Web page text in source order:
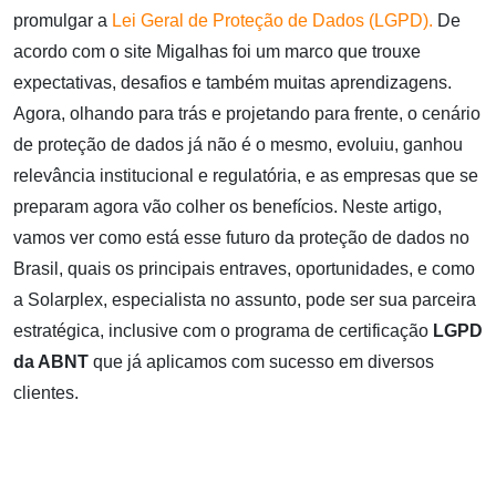
promulgar a Lei Geral de Proteção de Dados (LGPD). De
acordo com o site Migalhas foi um marco que trouxe
expectativas, desafios e também muitas aprendizagens.
Agora, olhando para trás e projetando para frente, o cenário
de proteção de dados já não é o mesmo, evoluiu, ganhou
relevância institucional e regulatória, e as empresas que se
preparam agora vão colher os benefícios. Neste artigo,
vamos ver como está esse futuro da proteção de dados no
Brasil, quais os principais entraves, oportunidades, e como
a Solarplex, especialista no assunto, pode ser sua parceira
estratégica, inclusive com o programa de certificação LGPD
da ABNT que já aplicamos com sucesso em diversos
clientes.